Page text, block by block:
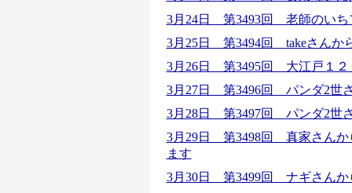
3月24日 第3493回 老師のいち
3月25日 第3494回 takeさんか
3月26日 第3495回 大江戸１２
3月27日 第3496回 パンダ2世
3月28日 第3497回 パンダ2世
3月29日 第3498回 真家さんか
ます
3月30日 第3499回 ナギさんか